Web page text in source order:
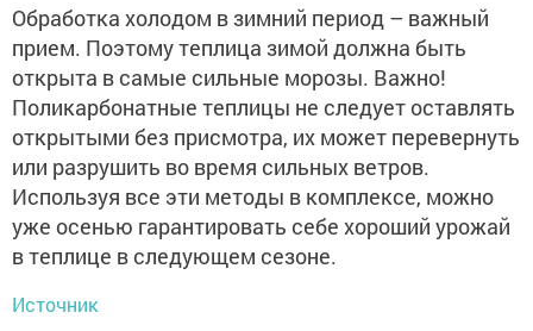
Обработка холодом в зимний период – важный
прием. Поэтому теплица зимой должна быть
открыта в самые сильные морозы. Важно!
Поликарбонатные теплицы не следует оставлять
открытыми без присмотра, их может перевернуть
или разрушить во время сильных ветров.
Используя все эти методы в комплексе, можно
уже осенью гарантировать себе хороший урожай
в теплице в следующем сезоне.
Источник